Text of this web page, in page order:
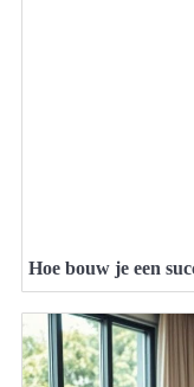
Hoe bouw je een